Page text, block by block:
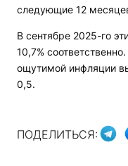
следующие 12
В сентябре 2025-го
10,7%
ощутимой инфляции
0,5.
ПОДЕЛИТЬСЯ: